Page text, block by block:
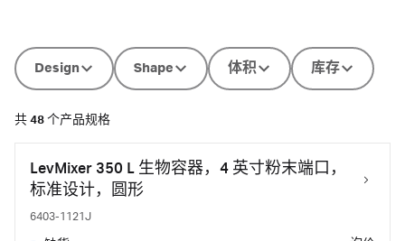
Design Shape 体积 库存
共 48 个产品规格
LevMixer 350 L 生物容器，4 英寸粉末端口，
标准设计，圆形
6403-1121J